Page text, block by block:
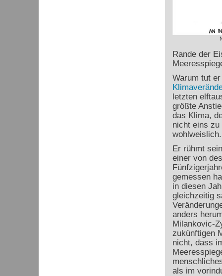
Rande der
Warum tut
letzten
größte
das Klima,
nicht eins
wohlweislich.
Er rühmt
einer von
gemessen
in diesen
gleichzeitig
anders
Milankovic-
zukünftigen
nicht, dass
als im